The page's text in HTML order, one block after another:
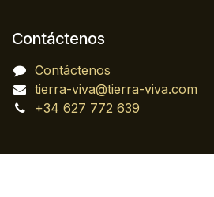
Contáctenos
Contáctenos
tierra-viva@tierra-viva.com
+34 627 772 639